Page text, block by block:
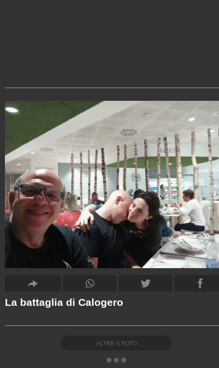
La battaglia di Calogero
ALTRE 6 FOTO